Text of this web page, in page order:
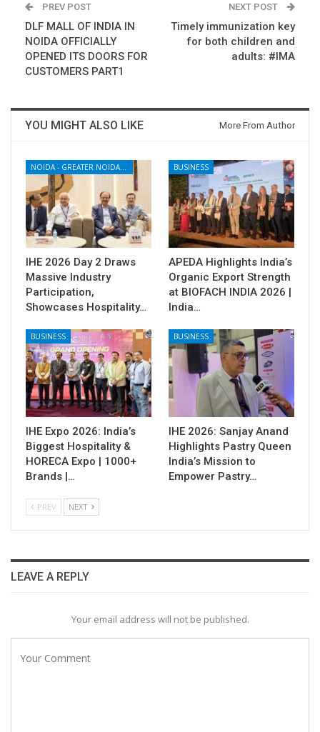
PREV POST
DLF MALL OF INDIA IN
NOIDA OFFICIALLY
OPENED ITS DOORS FOR
CUSTOMERS PART1
NEXT POST
Timely immunization key
for both children and
adults: #IMA
YOU MIGHT ALSO LIKE More From Author
NOIDA - GREATER NOIDA - YAMUNA EXPRESSWAY
IHE 2026 Day 2 Draws
Massive Industry
Participation,
Showcases Hospitality…
BUSINESS
APEDA Highlights India’s
Organic Export Strength
at BIOFACH INDIA 2026 |
India…
BUSINESS
IHE Expo 2026: India’s
Biggest Hospitality &
HORECA Expo | 1000+
Brands |…
BUSINESS
IHE 2026: Sanjay Anand
Highlights Pastry Queen
India’s Mission to
Empower Pastry…
PREV NEXT
LEAVE A REPLY
Your email address will not be published.